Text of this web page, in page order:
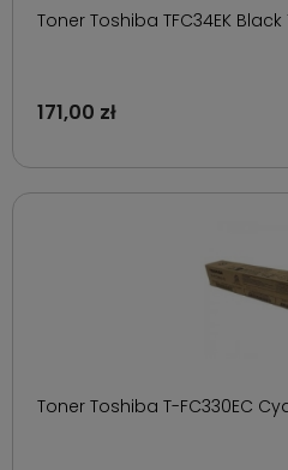
Toner Toshiba TFC34EK
171,00 zł
Toner Toshiba T-FC330EC